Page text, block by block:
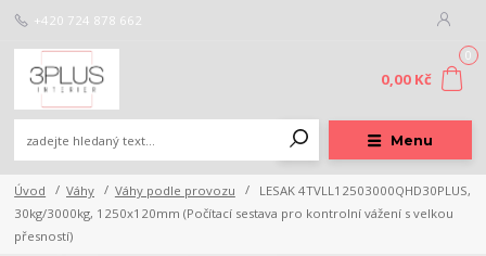
Menu
+420 724 878 662
0
0,00 Kč
Úvod Váhy Váhy podle provozu
LESAK 4TVLL12503000QHD30PLUS,
30kg/3000kg, 1250x120mm (Počítací sestava pro kontrolní vážení s velkou
přesností)